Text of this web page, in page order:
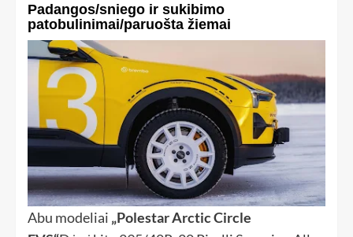
Padangos/sniego ir sukibimo
patobulinimai/paruošta žiemai
Abu modeliai „Polestar Arctic Circle